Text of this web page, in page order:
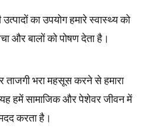
का उपयोग हमारे स्वास्थ्य को
और बालों को पोषण देता है।
भरा महसूस करने से हमारा
हमें सामाजिक और पेशेवर जीवन में
करता है।